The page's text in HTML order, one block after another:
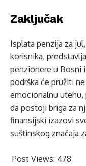
Zaključak
Isplata penzija za
korisnika,
penzionere u Bosni
podrška će pružiti
emocionalnu utehu,
da postoji briga za
finansijski izazovi
suštinskog značaja
Post Views: 478